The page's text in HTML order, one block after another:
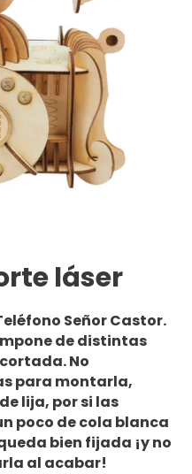
láser
Señor Castor.
de distintas
.No
para montarla,
lija, por si las
poco decola blanca
bien fijada ¡y no
al acabar!